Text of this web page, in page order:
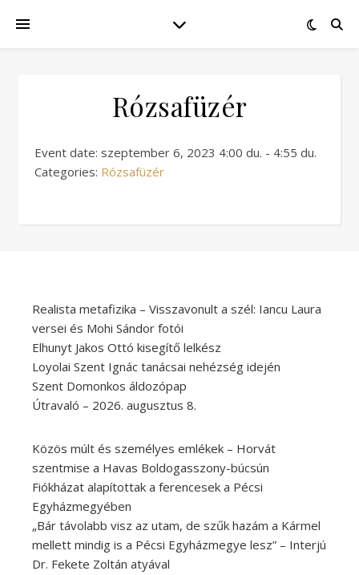
Rózsafüzér
Event date: szeptember 6, 2023 4:00 du. - 4:55 du.
Categories: Rózsafüzér
Realista metafizika – Visszavonult a szél: Iancu Laura
versei és Mohi Sándor fotói
Elhunyt Jakos Ottó kisegítő lelkész
Loyolai Szent Ignác tanácsai nehézség idején
Szent Domonkos áldozópap
Útravaló – 2026. augusztus 8.
Közös múlt és személyes emlékek – Horvát
szentmise a Havas Boldogasszony-búcsún
Fiókházat alapítottak a ferencesek a Pécsi
Egyházmegyében
„Bár távolabb visz az utam, de szűk hazám a Kármel
mellett mindig is a Pécsi Egyházmegye lesz” – Interjú
Dr. Fekete Zoltán atyával